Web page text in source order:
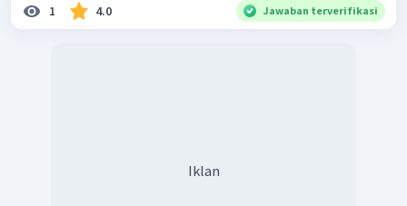
1 4.0 Jawaban terverifikasi
Iklan